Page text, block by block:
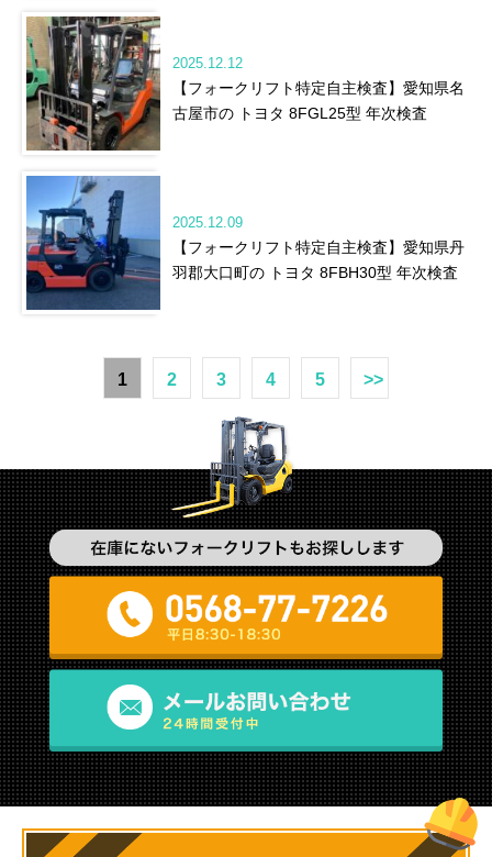
2025.12.12
【フォークリフト特定自主検査】愛知県名
古屋市の トヨタ 8FGL25型 年次検査
2025.12.09
【フォークリフト特定自主検査】愛知県丹
羽郡大口町の トヨタ 8FBH30型 年次検査
1 2 3 4 5 >>